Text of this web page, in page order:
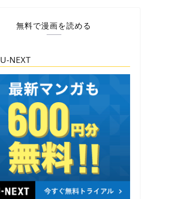
無料で漫画を読める
U-NEXT